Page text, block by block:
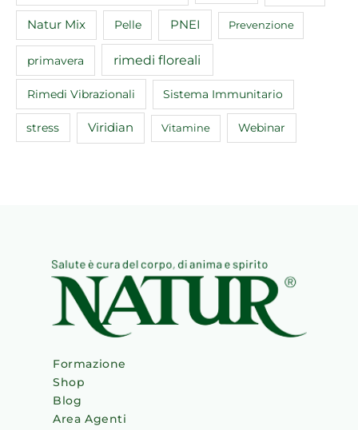
Natur Mix Pelle PNEI Prevenzione
primavera rimedi floreali
Rimedi Vibrazionali Sistema Immunitario
stress Viridian Vitamine Webinar
Formazione
Shop
Blog
Area Agenti